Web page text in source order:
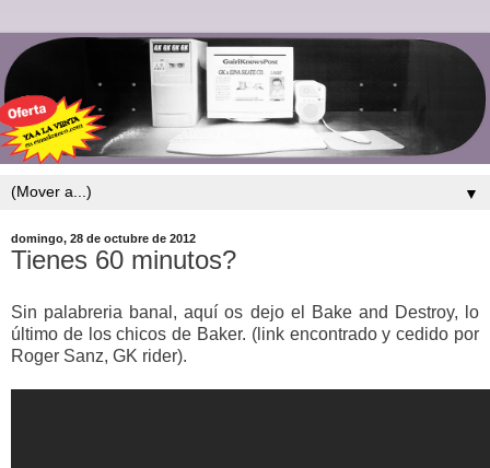
▼
domingo, 28 de octubre de 2012
Tienes 60 minutos?
Sin palabreria banal, aquí os dejo el Bake and Destroy, lo
último de los chicos de Baker. (link encontrado y cedido por
Roger Sanz, GK rider).